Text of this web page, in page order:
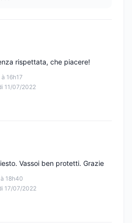
16h17
11/07/2022
rispettata, che piacere!
18h40
17/07/2022
Vassoi ben protetti. Grazie